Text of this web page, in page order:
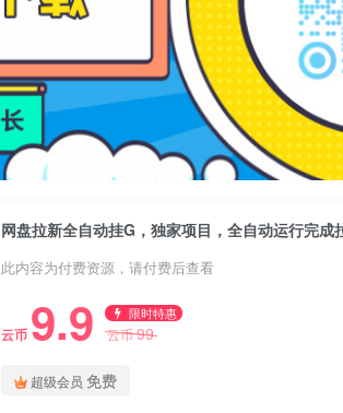
网盘拉新全自动挂G，独家项目，全自动运行完成
此内容为付费资源，请付费后查看
云币 9.9 限时特惠
云币99
超级会员 免费